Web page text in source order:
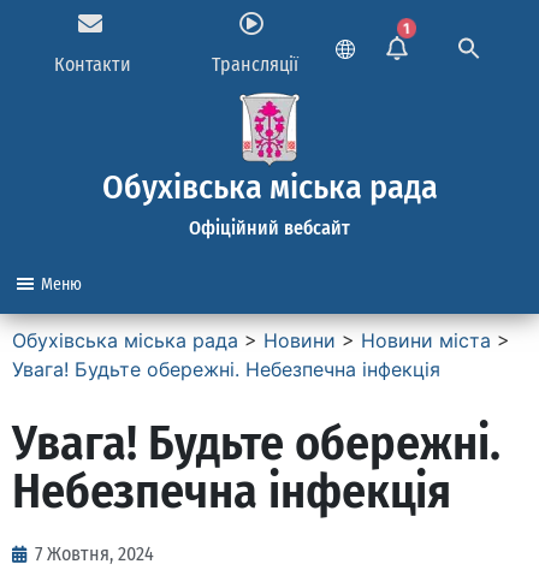
Контакти Трансляції
1
Обухівська міська рада
Офіційний вебсайт
Меню
Обухівська міська рада > Новини > Новини міста >
Увага! Будьте обережні. Небезпечна інфекція
Увага! Будьте обережні.
Небезпечна інфекція
7 Жовтня, 2024